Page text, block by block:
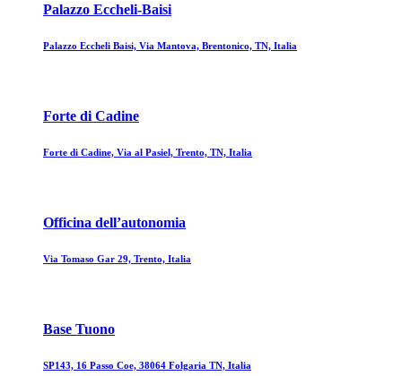
Palazzo Eccheli-Baisi
Palazzo Eccheli Baisi, Via Mantova, Brentonico, TN, Italia
Forte di Cadine
Forte di Cadine, Via al Pasiel, Trento, TN, Italia
Officina dell’autonomia
Via Tomaso Gar 29, Trento, Italia
Base Tuono
SP143, 16 Passo Coe, 38064 Folgaria TN, Italia